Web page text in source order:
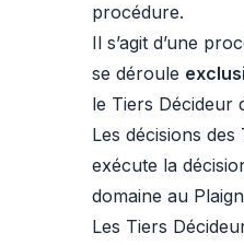
procédure.
Il s’agit d’une
se déroule
le Tiers Décideur
Les décisions
exécute la
domaine au
Les Tiers